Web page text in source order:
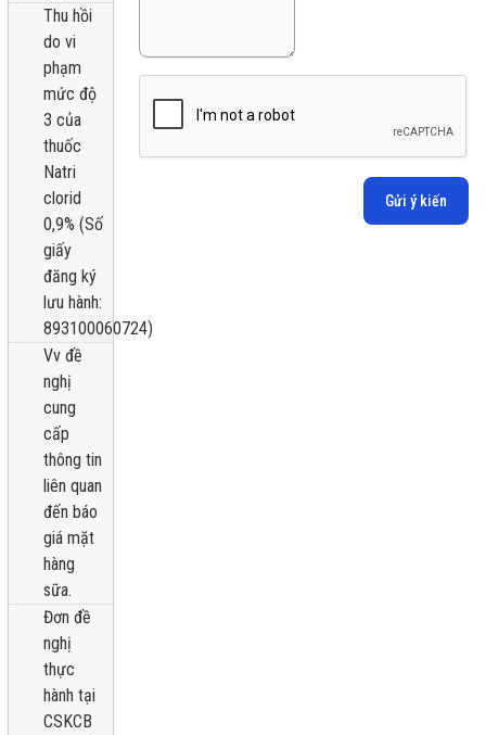
Thu hồi
do vi
phạm
mức độ
3 của
thuốc
Natri
clorid
0,9% (Số
giấy
đăng ký
lưu hành:
893100060724)
Vv đề
nghị
cung
cấp
thông tin
liên quan
đến báo
giá mặt
hàng
sữa.
Đơn đề
nghị
thực
hành tại
CSKCB
Gửi ý kiến